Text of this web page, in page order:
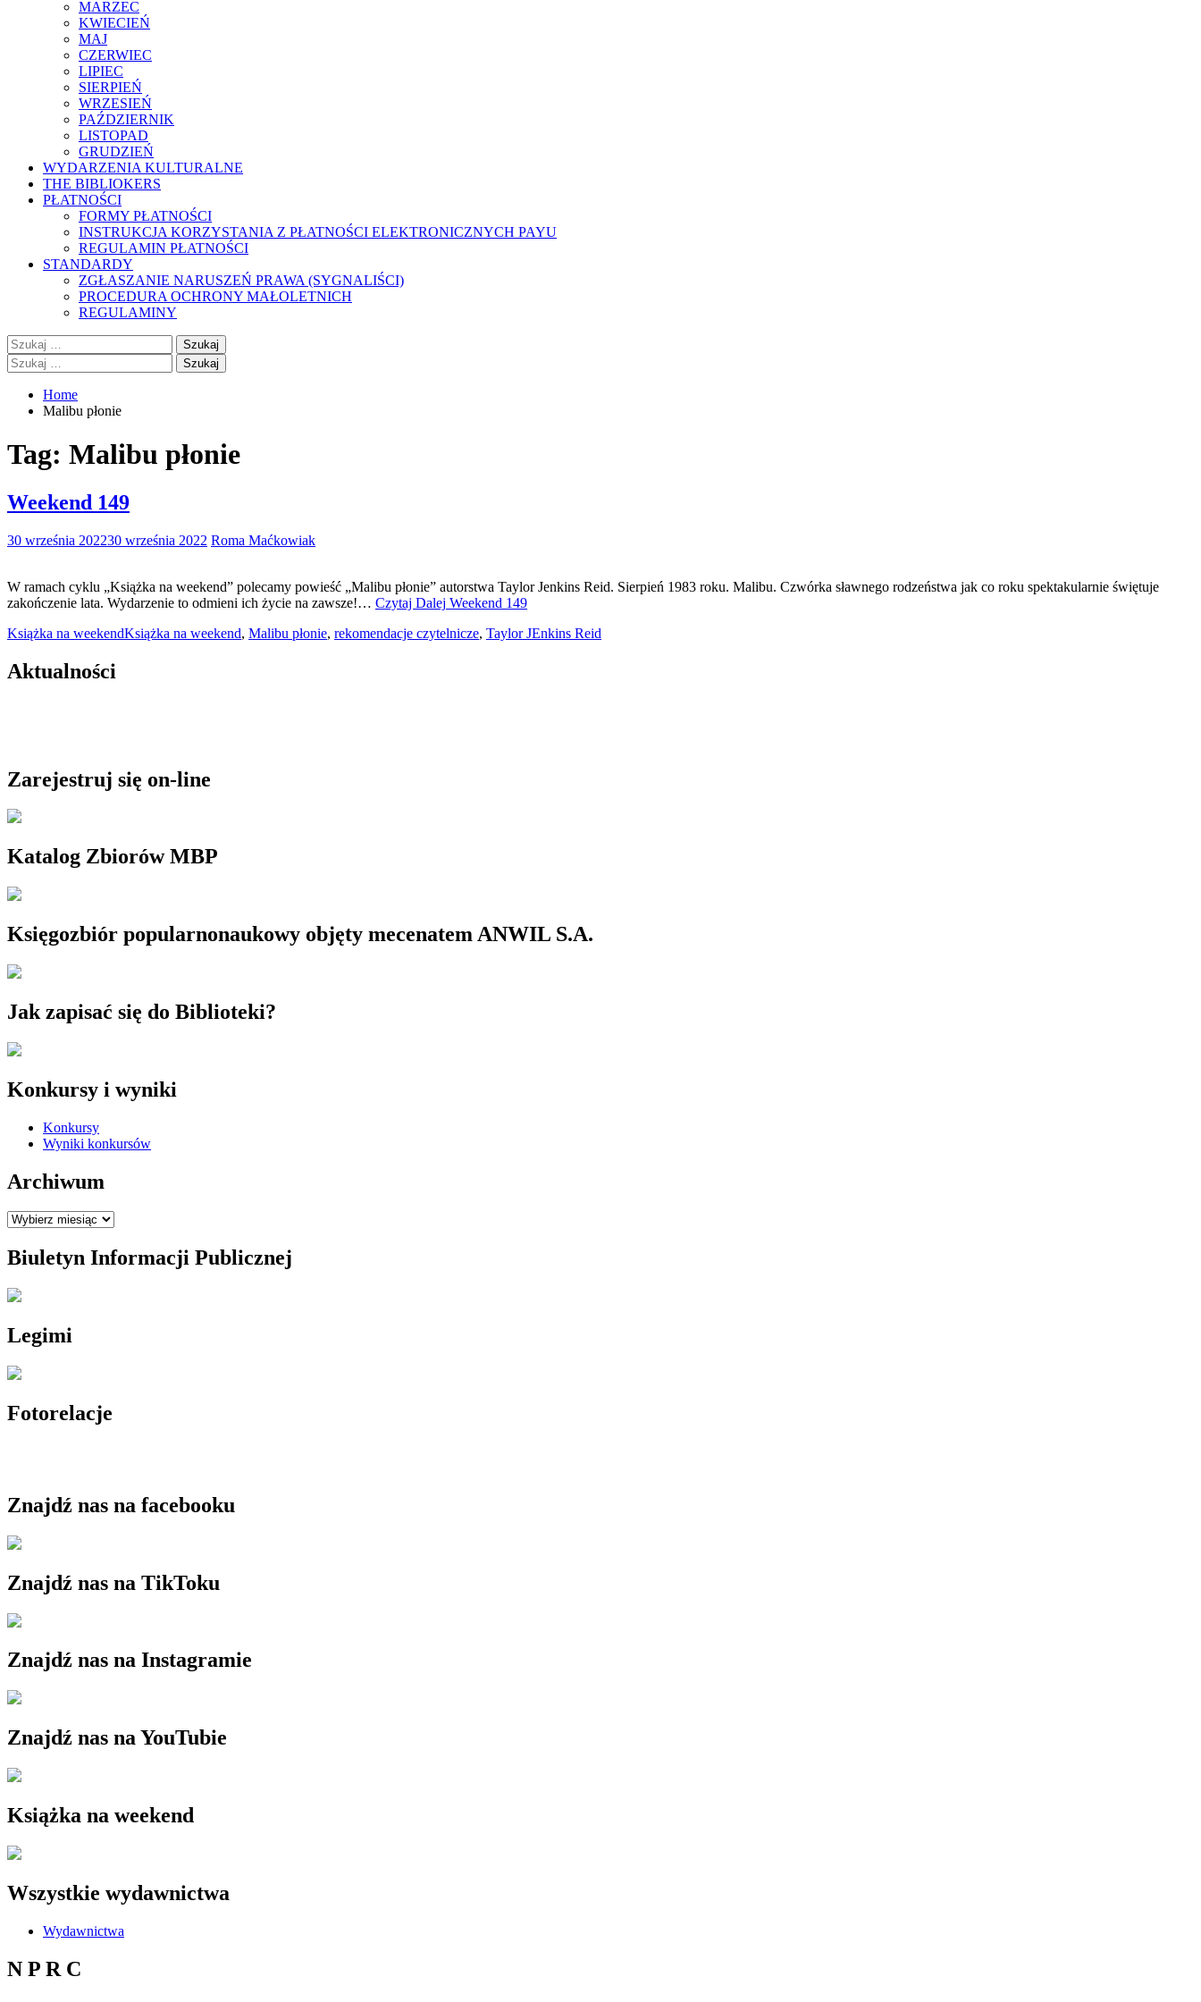
MARZEC
KWIECIEŃ
MAJ
CZERWIEC
LIPIEC
SIERPIEŃ
WRZESIEŃ
PAŹDZIERNIK
LISTOPAD
GRUDZIEŃ
WYDARZENIA KULTURALNE
THE BIBLIOKERS
PŁATNOŚCI
FORMY PŁATNOŚCI
INSTRUKCJA KORZYSTANIA Z PŁATNOŚCI ELEKTRONICZNYCH PAYU
REGULAMIN PŁATNOŚCI
STANDARDY
ZGŁASZANIE NARUSZEŃ PRAWA (SYGNALIŚCI)
PROCEDURA OCHRONY MAŁOLETNICH
REGULAMINY
Szukaj:
Szukaj:
Home
Malibu płonie
Tag: Malibu płonie
Weekend 149
30 września 202230 września 2022 Roma Maćkowiak
W ramach cyklu „Książka na weekend” polecamy powieść „Malibu płonie” autorstwa Taylor Jenkins Reid. Sierpień 1983 roku. Malibu. Czwórka sławnego rodzeństwa jak co roku spektakularnie świętuje
zakończenie lata. Wydarzenie to odmieni ich życie na zawsze!… Czytaj Dalej Weekend 149
Książka na weekendKsiążka na weekend, Malibu płonie, rekomendacje czytelnicze, Taylor JEnkins Reid
Aktualności
Zarejestruj się on-line
Katalog Zbiorów MBP
Księgozbiór popularnonaukowy objęty mecenatem ANWIL S.A.
Jak zapisać się do Biblioteki?
Konkursy i wyniki
Konkursy
Wyniki konkursów
Archiwum
Archiwum
Biuletyn Informacji Publicznej
Legimi
Fotorelacje
Znajdź nas na facebooku
Znajdź nas na TikToku
Znajdź nas na Instagramie
Znajdź nas na YouTubie
Książka na weekend
Wszystkie wydawnictwa
Wydawnictwa
N P R C